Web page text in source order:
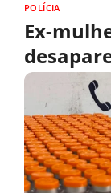
POLÍCIA
Ex-